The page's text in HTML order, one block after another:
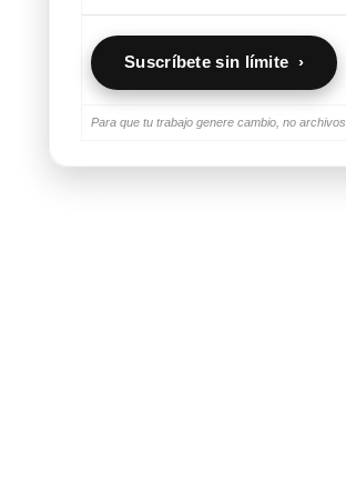
Suscríbete sin límite ›
Para que tu trabajo genere cambio, no archivos.